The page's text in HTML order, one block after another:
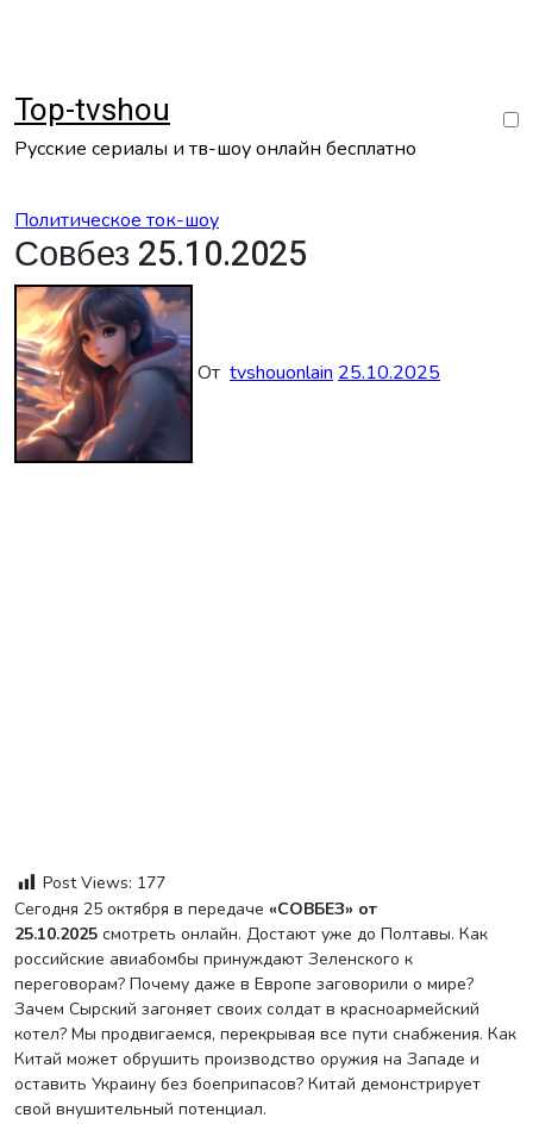
Top-tvshou
Русские сериалы и тв-шоу онлайн бесплатно
Политическое ток-шоу
Совбез 25.10.2025
От tvshouonlain 25.10.2025
Post Views: 177
Сегодня 25 октября в передаче «СОВБЕЗ» от
25.10.2025 смотреть онлайн. Достают уже до Полтавы. Как
российские авиабомбы принуждают Зеленского к
переговорам? Почему даже в Европе заговорили о мире?
Зачем Сырский загоняет своих солдат в красноармейский
котел? Мы продвигаемся, перекрывая все пути снабжения. Как
Китай может обрушить производство оружия на Западе и
оставить Украину без боеприпасов? Китай демонстрирует
свой внушительный потенциал.